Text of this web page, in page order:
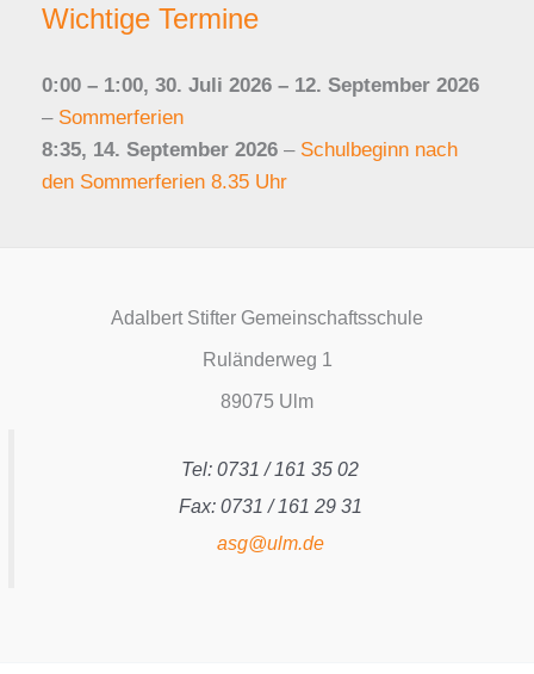
Wichtige Termine
0:00 – 1:00, 30. Juli 2026 – 12. September 2026
– Sommerferien
8:35, 14. September 2026 – Schulbeginn nach
den Sommerferien 8.35 Uhr
Adalbert Stifter Gemeinschaftsschule
Ruländerweg 1
89075 Ulm
Tel: 0731 / 161 35 02
Fax: 0731 / 161 29 31
asg@ulm.de